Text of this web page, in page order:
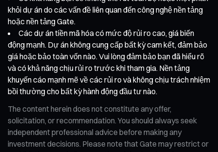
khỏi dự án do các vấn đề liên quan đến công nghệ nền tảng
hoặc nền tảng Gate.
Các dự án tiền mã hóa có mức độ rủi ro cao, giá biến
động mạnh. Dự án không cung cấp bất kỳ cam kết, đảm bảo
giá hoặc bảo toàn vốn nào. Vui lòng đảm bảo bạn đã hiểu rõ
và có khả năng chịu rủi ro trước khi tham gia. Nền tảng
khuyến cáo mạnh mẽ về các rủi ro và không chịu trách nhiệm
bồi thường cho bất kỳ hành động đầu tư nào.
The content herein does not constitute any offer,
solicitation, or recommendation. You should always seek
independent professional advice before making any
investment decisions. Please note that Gate may restrict or